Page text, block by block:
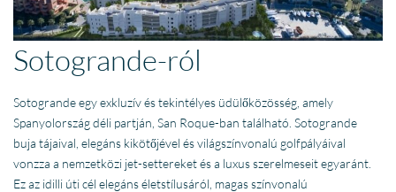
Sotogrande-ról
Sotogrande egy exkluzív és tekintélyes üdülőközösség, amely
Spanyolország déli partján, San Roque-ban található. Sotogrande
buja tájaival, elegáns kikötőjével és világszínvonalú golfpályáival
vonzza a nemzetközi jet-settereket és a luxus szerelmeseit egyaránt.
Ez az idilli úti cél elegáns életstílusáról, magas színvonalú